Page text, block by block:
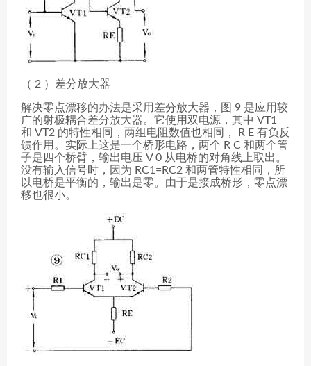
（ 2 ）差分放大器
解决零点漂移的办法是采用差分放大器，图 9 是应用较
广的射极耦合差分放大器。它使用双电源，其中 VT1
和 VT2 的特性相同，两组电阻数值也相同， R E 有负反
馈作用。实际上这是一个桥形电路，两个 R C 和两个管
子是四个桥臂，输出电压 V 0 从电桥的对角线上取出。
没有输入信号时，因为 RC1=RC2 和两管特性相同，所
以电桥是平衡的，输出是零。由于是接成桥形，零点漂
移也很小。